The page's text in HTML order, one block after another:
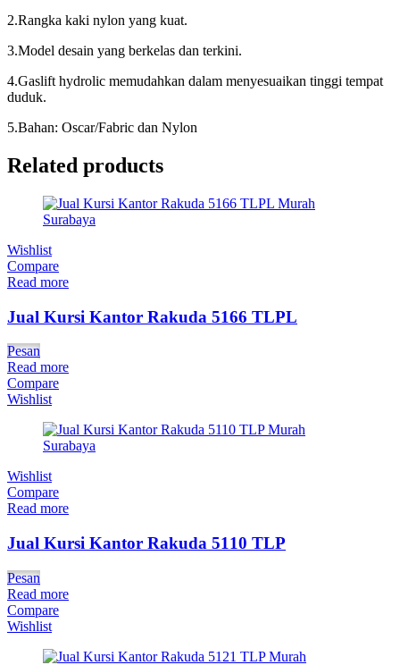
2.Rangka kaki nylon yang kuat.
3.Model desain yang berkelas dan terkini.
4.Gaslift hydrolic memudahkan dalam menyesuaikan tinggi tempat
duduk.
5.Bahan: Oscar/Fabric dan Nylon
Related products
Wishlist
Compare
Read more
Jual Kursi Kantor Rakuda 5166 TLPL
Pesan
Read more
Compare
Wishlist
Wishlist
Compare
Read more
Jual Kursi Kantor Rakuda 5110 TLP
Pesan
Read more
Compare
Wishlist